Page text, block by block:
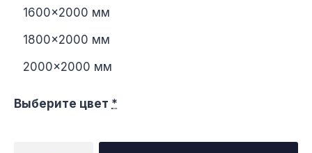
1600×2000 мм
1800×2000 мм
2000×2000 мм
Выберите цвет *